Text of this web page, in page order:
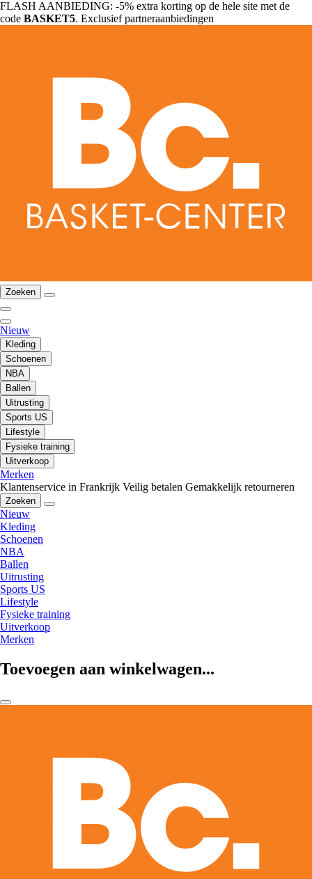
FLASH AANBIEDING: -5% extra korting op de hele site met de
code BASKET5. Exclusief partneraanbiedingen
Zoeken
Nieuw
Kleding
Schoenen
NBA
Ballen
Uitrusting
Sports US
Lifestyle
Fysieke training
Uitverkoop
Merken
Klantenservice in Frankrijk Veilig betalen Gemakkelijk retourneren
Zoeken
Nieuw
Kleding
Schoenen
NBA
Ballen
Uitrusting
Sports US
Lifestyle
Fysieke training
Uitverkoop
Merken
Toevoegen aan winkelwagen...